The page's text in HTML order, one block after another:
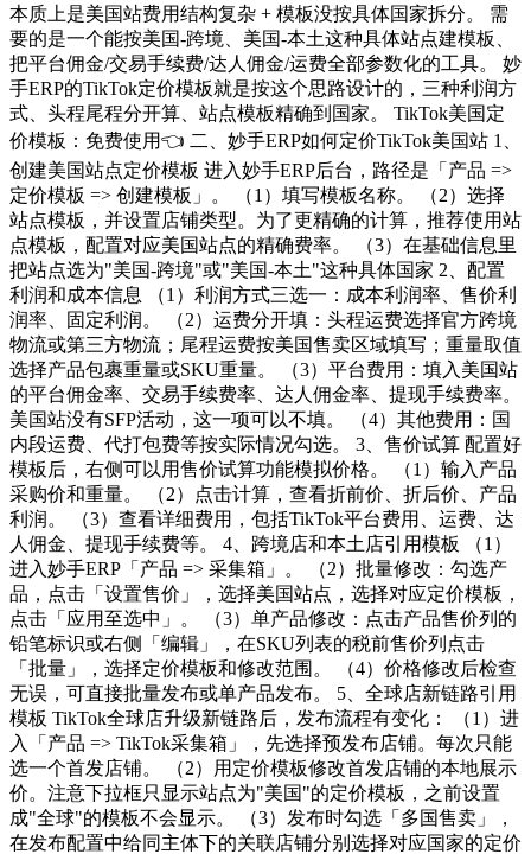
本质上是美国站费用结构复杂 + 模板没按具体国家拆分。 需
要的是一个能按美国-跨境、美国-本土这种具体站点建模板、
把平台佣金/交易手续费/达人佣金/运费全部参数化的工具。 妙
手ERP的TikTok定价模板就是按这个思路设计的，三种利润方
式、头程尾程分开算、站点模板精确到国家。 TikTok美国定
价模板：免费使用👈 二、妙手ERP如何定价TikTok美国站 1、
创建美国站点定价模板 进入妙手ERP后台，路径是「产品 =>
定价模板 => 创建模板」。 （1）填写模板名称。 （2）选择
站点模板，并设置店铺类型。为了更精确的计算，推荐使用站
点模板，配置对应美国站点的精确费率。 （3）在基础信息里
把站点选为"美国-跨境"或"美国-本土"这种具体国家 2、配置
利润和成本信息 （1）利润方式三选一：成本利润率、售价利
润率、固定利润。 （2）运费分开填：头程运费选择官方跨境
物流或第三方物流；尾程运费按美国售卖区域填写；重量取值
选择产品包裹重量或SKU重量。 （3）平台费用：填入美国站
的平台佣金率、交易手续费率、达人佣金率、提现手续费率。
美国站没有SFP活动，这一项可以不填。 （4）其他费用：国
内段运费、代打包费等按实际情况勾选。 3、售价试算 配置好
模板后，右侧可以用售价试算功能模拟价格。 （1）输入产品
采购价和重量。 （2）点击计算，查看折前价、折后价、产品
利润。 （3）查看详细费用，包括TikTok平台费用、运费、达
人佣金、提现手续费等。 4、跨境店和本土店引用模板 （1）
进入妙手ERP「产品 => 采集箱」。 （2）批量修改：勾选产
品，点击「设置售价」，选择美国站点，选择对应定价模板，
点击「应用至选中」。 （3）单产品修改：点击产品售价列的
铅笔标识或右侧「编辑」，在SKU列表的税前售价列点击
「批量」，选择定价模板和修改范围。 （4）价格修改后检查
无误，可直接批量发布或单产品发布。 5、全球店新链路引用
模板 TikTok全球店升级新链路后，发布流程有变化： （1）进
入「产品 => TikTok采集箱」，先选择预发布店铺。每次只能
选一个首发店铺。 （2）用定价模板修改首发店铺的本地展示
价。注意下拉框只显示站点为"美国"的定价模板，之前设置
成"全球"的模板不会显示。 （3）发布时勾选「多国售卖」，
在发布配置中给同主体下的关联店铺分别选择对应国家的定价